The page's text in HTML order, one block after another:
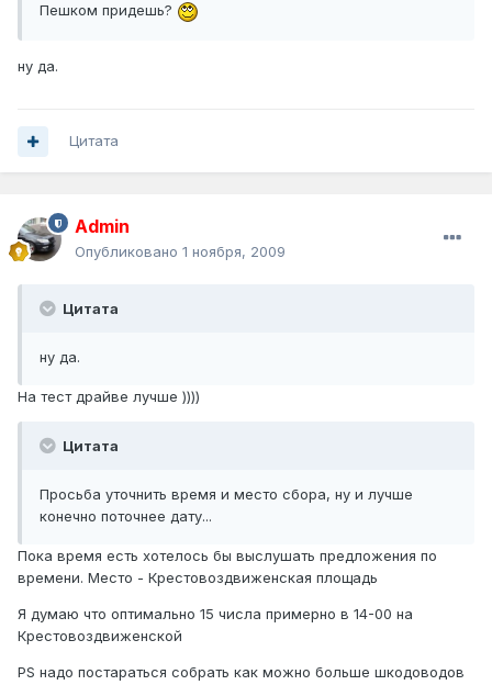
Пешком придешь?
ну да.
Цитата
Admin
Опубликовано 1 ноября, 2009
Цитата
ну да.
На тест драйве лучше ))))
Цитата
Просьба уточнить время и место сбора, ну и лучше
конечно поточнее дату...
Пока время есть хотелось бы выслушать предложения по
времени. Место - Крестовоздвиженская площадь
Я думаю что оптимально 15 числа примерно в 14-00 на
Крестовоздвиженской
PS надо постараться собрать как можно больше шкодоводов